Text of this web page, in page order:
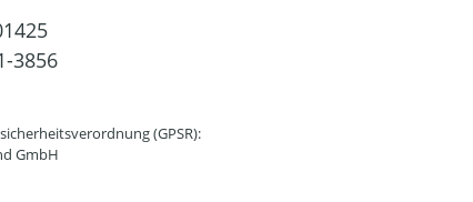
3856
(GPSR):
GmbH